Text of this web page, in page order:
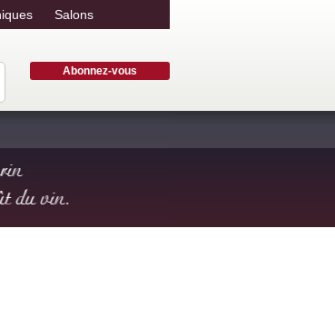
Salons
Abonnez-vous